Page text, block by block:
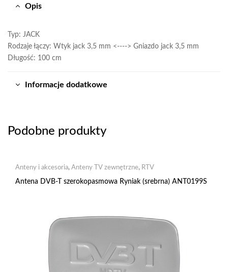
Opis
Typ: JACK
Rodzaje łączy: Wtyk jack 3,5 mm <----> Gniazdo jack 3,5 mm
Długość: 100 cm
Informacje dodatkowe
Podobne produkty
Anteny i akcesoria, Anteny TV zewnętrzne, RTV
Antena DVB-T szerokopasmowa Ryniak (srebrna) ANT0199S